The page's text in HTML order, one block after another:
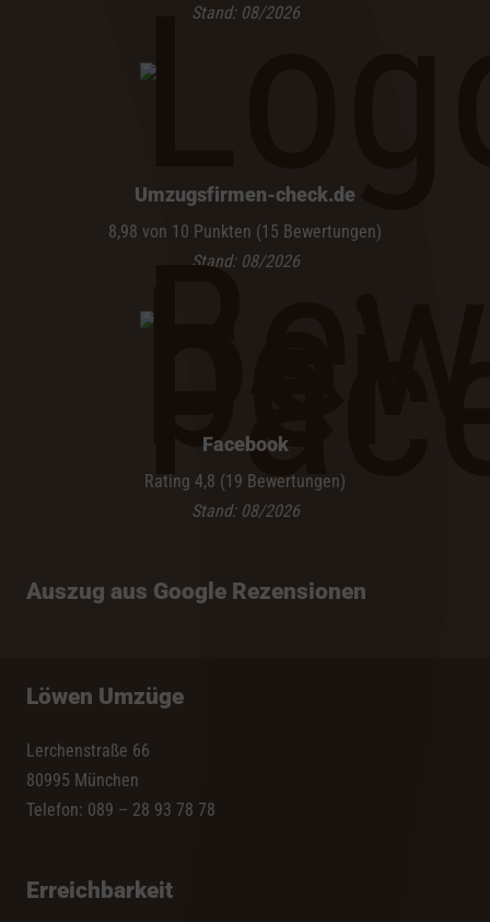
Stand: 08/2026
Umzugsfirmen-check.de
8,98 von 10 Punkten (15 Bewertungen)
Stand: 08/2026
Facebook
Rating 4,8 (19 Bewertungen)
Stand: 08/2026
Auszug aus Google Rezensionen
Löwen Umzüge
Lerchenstraße 66
80995 München
Telefon: 089 – 28 93 78 78
Erreichbarkeit